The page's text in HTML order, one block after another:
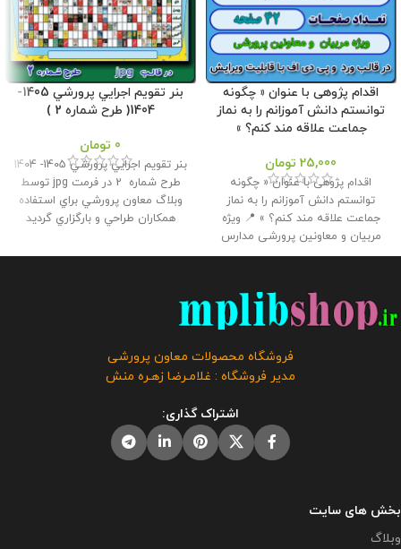
اقدام پژوهی با عنوان « چگونه
توانستم دانش آموزانم را به نماز
جماعت علاقه مند کنم؟ »
25,000 تومان
اقدام پژوهی با عنوان « چگونه
توانستم دانش آموزانم را به نماز
جماعت علاقه مند کنم؟ » 📍 ویژه
مربیان و معاونین پرورشی مدارس
📌 تعداد صفحات : 42 🔻 حجم فایل :
جهت ارائه همکاران به مدیر برای
دریافت گواهی اقدام پژوهی رتبه
بندی توسط همکار تهیه و آماده شده
جشنواره ها استفاده از آن توصیه
این محصول مختص
در صورت مشاهده مشابه آن در
سایت های دیگر بدون اجازه ما در
حال استفاده هستند و مورد رضایت ما
بنر تقويم اجرايي پرورشي 1405-
1404( طرح شماره 2 )
0 تومان
بنر تقويم اجرايي پرورشي 1405- 1404
طرح شماره 2 در فرمت jpg توسط
وبلاگ معاون پرورشي براي استفاده
همكاران طراحي و بارگزاري گرديد
محصول مختص فروشگاه معاون
دیگر بدون اجازه ما در حال استفاده
هستند و مورد رضایت ما نمی باشد .
فروشگاه محصولات معاون پرورشی
مدیر فروشگاه : غلامـرضا زهـره منش
اشتراک گذاری:
بخش های سایت
وبلاگ